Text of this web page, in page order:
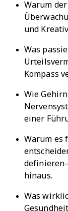
Warum
und
Was
Kompass
Wie
einer
Warum es
hinaus.
Was